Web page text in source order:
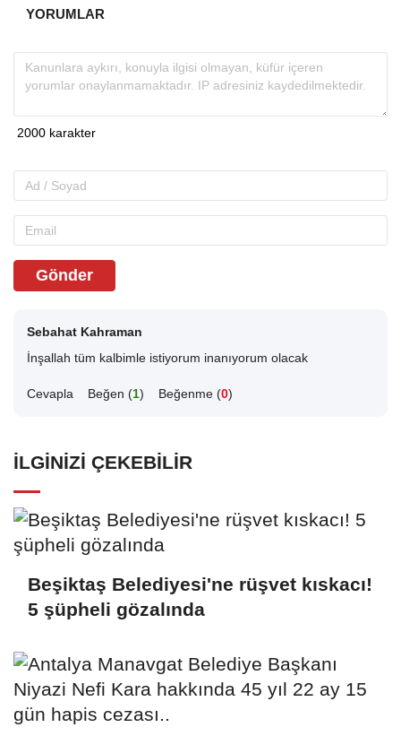
YORUMLAR
Gönder
Sebahat Kahraman
İnşallah tüm kalbimle istiyorum inanıyorum olacak
Cevapla Beğen (1) Beğenme (0)
İLGINIZI ÇEKEBILIR
Beşiktaş Belediyesi'ne rüşvet kıskacı!
5 şüpheli gözalında